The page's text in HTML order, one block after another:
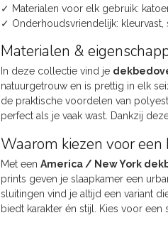
✓ Materialen voor elk gebruik:
✓ Onderhoudsvriendelijk:
Materialen &
In deze collectie vind je
natuurgetrouw en is prettig in elk
de praktische voordelen van
perfect als je vaak wast. Dankzij
Waarom kiezen voor
Met een America / New York
prints geven je slaapkamer een
sluitingen vind je altijd een variant
biedt karakter én stijl. Kies voor